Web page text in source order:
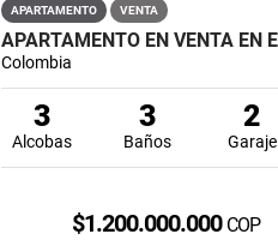
APARTAMENTO VENTA
Colombia
3
Alcobas
3
Baños
2
Garaje
$1.200.000.000 COP